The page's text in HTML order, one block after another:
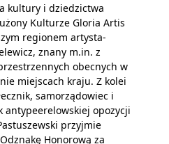
kultury i dziedzictwa
Kulturze Gloria Artis
regionem artysta-
znany m.in. z
obecnych w
miejscach kraju. Z kolei
samorządowiec i
antypeerelowskiej opozycji
przyjmie
Honorową za